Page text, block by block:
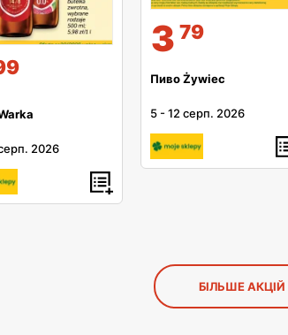
2026
3 79
Пиво Żywiec
5 -12 серп. 2026
БІЛЬШЕ АКЦІЙ